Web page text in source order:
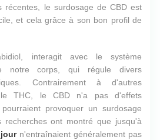
récentes, le surdosage de CBD est
et cela grâce à son bon profil de
interagit avec le système
notre corps, qui régule divers
Contrairement à d'autres
le THC, le CBD n'a pas d'effets
provoquer un surdosage
recherches ont montré que jusqu'à
journ'entraînaient généralement pas